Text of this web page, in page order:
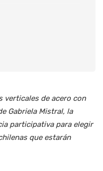
verticales de acero con
Gabriela Mistral, la
participativa para elegir
que estarán